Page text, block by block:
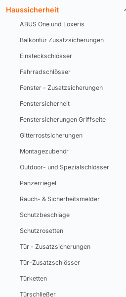
Haussicherheit
ABUS One und Loxeris
Balkontür Zusatzsicherungen
Einsteckschlösser
Fahrradschlösser
Fenster - Zusatzsicherungen
Fenstersicherheit
Fenstersicherungen Griffseite
Gitterrostsicherungen
Montagezubehör
Outdoor- und Spezialschlösser
Panzerriegel
Rauch- & Sicherheitsmelder
Schutzbeschläge
Schutzrosetten
Tür - Zusatzsicherungen
Tür-Zusatzschlösser
Türketten
Türschließer